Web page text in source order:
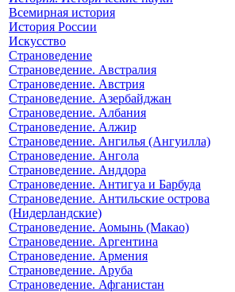
Всемирная история
История России
Искусство
Страноведение
Страноведение. Австралия
Страноведение. Австрия
Страноведение. Азербайджан
Страноведение. Албания
Страноведение. Алжир
Страноведение. Ангилья (Ангуилла)
Страноведение. Ангола
Страноведение. Анддора
Страноведение. Антигуа и Барбуда
Страноведение. Антильские острова
(Нидерландские)
Страноведение. Аомынь (Макао)
Страноведение. Аргентина
Страноведение. Армения
Страноведение. Аруба
Страноведение. Афганистан